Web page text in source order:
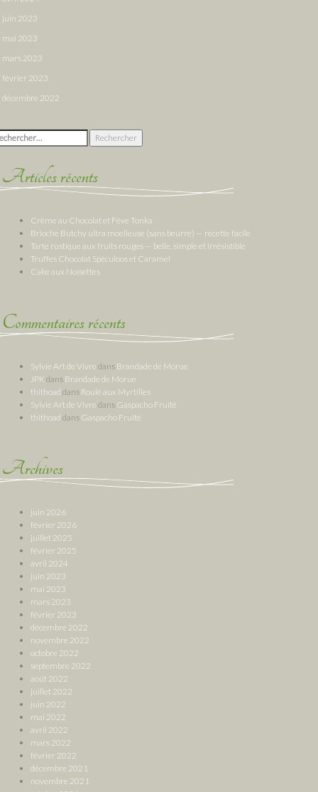
juin 2023
mai 2023
mars 2023
février 2023
décembre 2022
:
Articles récents
Crème au Chocolat et Fève Tonka
Brioche Butchy ultra moelleuse (sans beurre) — recette facile
Tarte rustique aux fruits rouges — belle, simple et irrésistible
Truffes Chocolat Spéculoos et Caramel
Cake aux Noisettes
Commentaires récents
Sylvie Art de Vivre dans Brandade de Morue
JPK dans Brandade de Morue
thithoad dans Roulé aux Myrtilles
Sylvie Art de Vivre dans Gaspacho Fruité
thithoad dans Gaspacho Fruité
Archives
juin 2026
février 2026
juillet 2025
février 2025
avril 2024
juin 2023
mai 2023
mars 2023
février 2023
décembre 2022
novembre 2022
octobre 2022
septembre 2022
août 2022
juillet 2022
juin 2022
mai 2022
avril 2022
mars 2022
février 2022
décembre 2021
novembre 2021